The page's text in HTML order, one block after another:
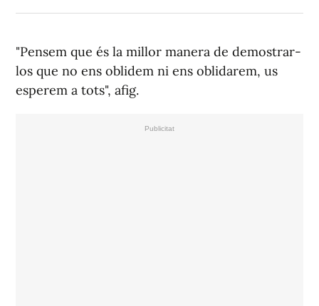
"Pensem que és la millor manera de demostrar-
los que no ens oblidem ni ens oblidarem, us
esperem a tots", afig.